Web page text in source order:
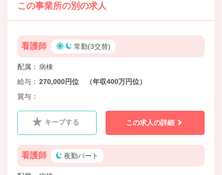
この事業所の別の求人
看護師 常勤(3交替)
配属
病棟
給与
270,000円位 （年収400万円位）
賞与
キープする この求人の詳細
看護師 夜勤パート